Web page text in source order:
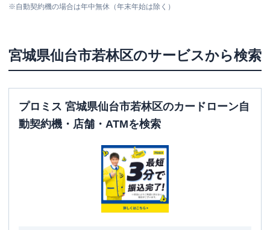
住所
１
※自動契約機の場合は年中無休（年末年始は除く）
宮城県仙台市若林区のサービスから検索
プロミス 宮城県仙台市若林区のカードローン自
動契約機・店舗・ATMを検索